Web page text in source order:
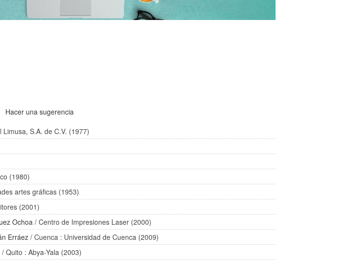
Hacer una sugerencia
S.A. de C.V. (1977)
(1980)
artes gráficas (1953)
(2001)
Ochoa / Centro de Impresiones Laser (2000)
Erráez/ Cuenca : Universidad de Cuenca (2009)
/ Quito : Abya-Yala (2003)